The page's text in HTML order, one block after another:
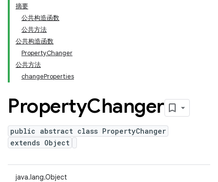
摘要
公共构造函数
公共方法
公共构造函数
PropertyChanger
公共方法
changeProperties
PropertyChanger
public abstract class PropertyChanger
extends Object
java.lang.Object